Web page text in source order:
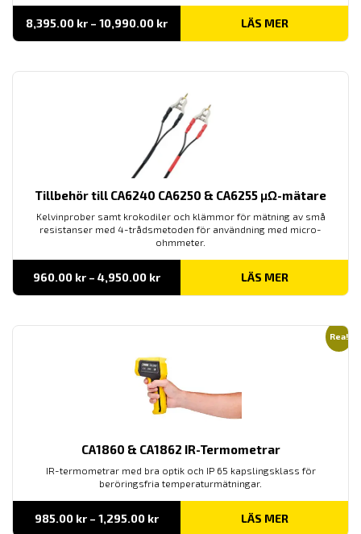
8,395.00 kr – 10,990.00 krPrisintervall:
till
LÄS MER
Tillbehör till CA6240 CA6250 & CA6255 μΩ-mätare
Kelvinprober samt krokodiler och klämmor för mätning av små
resistanser med 4-trådsmetoden för användning med micro-
ohmmeter.
960.00 kr – 4,950.00 krPrisintervall:
till
LÄS MER
Rea!
CA1860 & CA1862 IR-Termometrar
IR-termometrar med bra optik och IP 65 kapslingsklass för
beröringsfria temperaturmätningar.
985.00 kr – 1,295.00 krPrisintervall:
LÄS MER